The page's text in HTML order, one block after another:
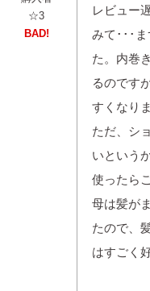
☆3
BAD!
レビュー
みて･･･
た。内巻
るのです
すくなり
ただ、シ
いという
使ったら
母は髪が
たので、
はすごく